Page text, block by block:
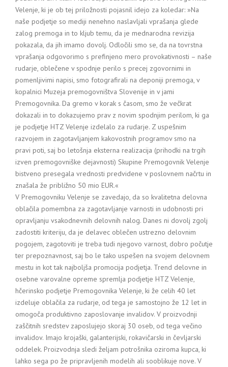
Velenje, ki je ob tej priložnosti pojasnil idejo za koledar: »Na
naše podjetje so mediji nenehno naslavljali vprašanja glede
zalog premoga in to kljub temu, da je mednarodna revizija
pokazala, da jih imamo dovolj. Odločili smo se, da na tovrstna
vprašanja odgovorimo s prefinjeno mero provokativnosti – naše
rudarje, oblečene v spodnje perilo s precej zgovornimi in
pomenljivimi napisi, smo fotografirali na deponiji premoga, v
kopalnici Muzeja premogovništva Slovenije in v jami
Premogovnika. Da gremo v korak s časom, smo že večkrat
dokazali in to dokazujemo prav z novim spodnjim perilom, ki ga
je podjetje HTZ Velenje izdelalo za rudarje. Z uspešnim
razvojem in zagotavljanjem kakovostnih programov smo na
pravi poti, saj bo letošnja eksterna realizacija (prihodki na trgih
izven premogovniške dejavnosti) Skupine Premogovnik Velenje
bistveno presegala vrednosti predvidene v poslovnem načrtu in
znašala že približno 50 mio EUR.«
V Premogovniku Velenje se zavedajo, da so kvalitetna delovna
oblačila pomembna za zagotavljanje varnosti in udobnosti pri
opravljanju vsakodnevnih delovnih nalog. Danes ni dovolj zgolj
zadostiti kriteriju, da je delavec oblečen ustrezno delovnim
pogojem, zagotoviti je treba tudi njegovo varnost, dobro počutje
ter prepoznavnost, saj bo le tako uspešen na svojem delovnem
mestu in kot tak najboljša promocija podjetja. Trend delovne in
osebne varovalne opreme spremlja podjetje HTZ Velenje,
hčerinsko podjetje Premogovnika Velenje, ki že celih 40 let
izdeluje oblačila za rudarje, od tega je samostojno že 12 let in
omogoča produktivno zaposlovanje invalidov. V proizvodnji
zaščitnih sredstev zaposlujejo skoraj 30 oseb, od tega večino
invalidov. Imajo krojaški, galanterijski, rokavičarski in čevljarski
oddelek. Proizvodnja sledi željam potrošnika oziroma kupca, ki
lahko sega po že pripravljenih modelih ali sooblikuje nove. V